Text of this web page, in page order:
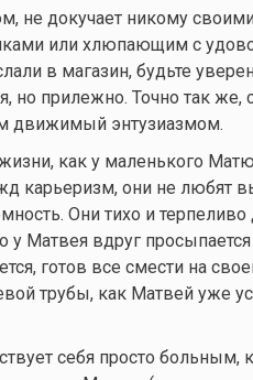
не докучает никому
или хлюпающим с
в магазин, будьте
но прилежно. Точно так же,
движимый энтузиазмом.
как у маленького
карьеризм, они не любят
Они тихо и
у Матвея вдруг
готов все смести на
трубы, как Матвей уже
себя просто больным,